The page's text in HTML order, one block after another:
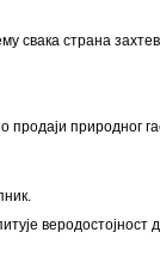
свака страна
продаји природног
веродостојност